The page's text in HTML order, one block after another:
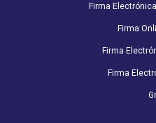
Firma
Firma
Firma
Firma